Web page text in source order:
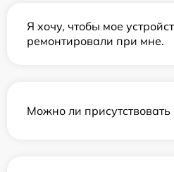
Я хочу, чтобы мое
ремонтировали при мне.
Можно ли